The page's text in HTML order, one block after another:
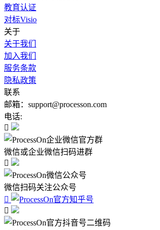
教育认证
对标Visio
关于
关于我们
加入我们
服务条款
隐私政策
联系
邮箱：support@processon.com
电话:

微信或企业微信扫码进群

微信扫码关注公众号

